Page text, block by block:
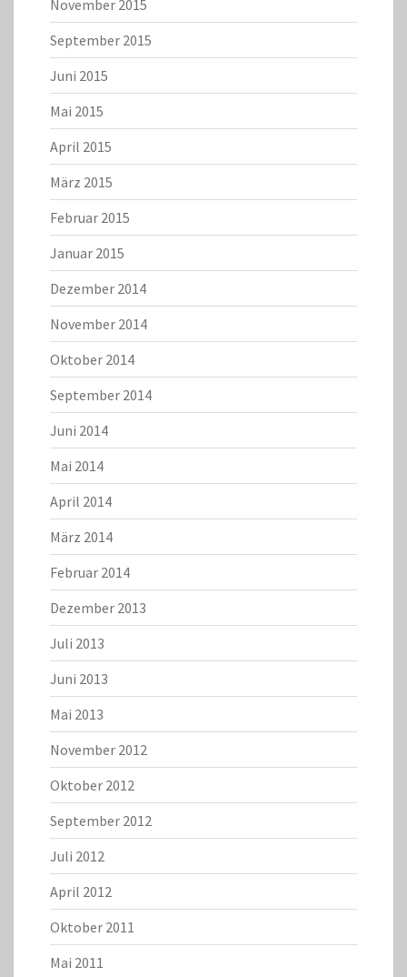
November 2015
September 2015
Juni 2015
Mai 2015
April 2015
März 2015
Februar 2015
Januar 2015
Dezember 2014
November 2014
Oktober 2014
September 2014
Juni 2014
Mai 2014
April 2014
März 2014
Februar 2014
Dezember 2013
Juli 2013
Juni 2013
Mai 2013
November 2012
Oktober 2012
September 2012
Juli 2012
April 2012
Oktober 2011
Mai 2011